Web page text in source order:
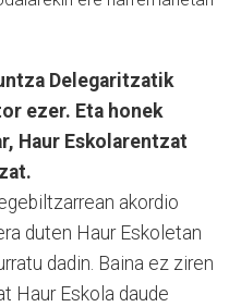
Delegaritzatik
ezer. Eta honek
Haur Eskolarentzat
akordio
duten Haur Eskoletan
dadin. Baina ez ziren
Haur Eskola daude